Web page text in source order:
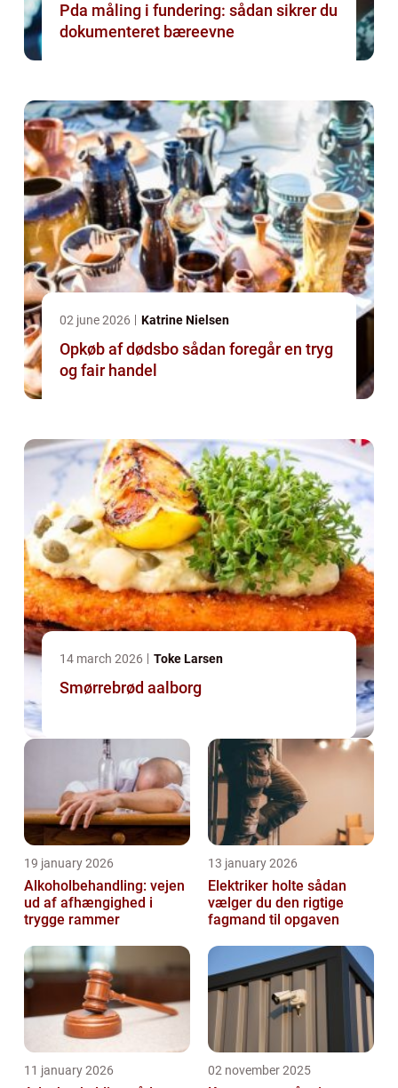
Pda måling i fundering: sådan sikrer du
dokumenteret bæreevne
02 june 2026 Katrine Nielsen
Opkøb af dødsbo sådan foregår en tryg
og fair handel
14 march 2026 Toke Larsen
Smørrebrød aalborg
19 january 2026
Alkoholbehandling: vejen
ud af afhængighed i
trygge rammer
13 january 2026
Elektriker holte sådan
vælger du den rigtige
fagmand til opgaven
11 january 2026 02 november 2025